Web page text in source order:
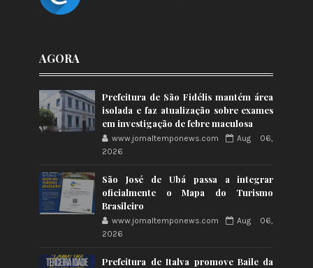
AGORA
Prefeitura de São Fidélis mantém área
isolada e faz atualização sobre exames
em investigação de febre maculosa
www.jornaltemponews.com
Aug 06,
2026
São José de Ubá passa a integrar
oficialmente o Mapa do Turismo
Brasileiro
www.jornaltemponews.com
Aug 06,
2026
Prefeitura de Italva promove Baile da